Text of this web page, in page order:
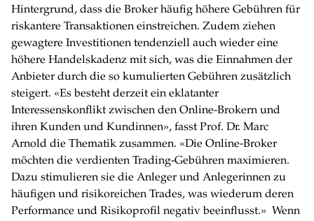
Hintergrund, dass die Broker häufig höhere Gebühren für
riskantere Transaktionen einstreichen. Zudem ziehen
gewagtere Investitionen tendenziell auch wieder eine
höhere Handelskadenz mit sich, was die Einnahmen der
Anbieter durch die so kumulierten Gebühren zusätzlich
steigert. «Es besteht derzeit ein eklatanter
Interessenskonflikt zwischen den Online-Brokern und
ihren Kunden und Kundinnen», fasst Prof. Dr. Marc
Arnold die Thematik zusammen. «Die Online-Broker
möchten die verdienten Trading-Gebühren maximieren.
Dazu stimulieren sie die Anleger und Anlegerinnen zu
häufigen und risikoreichen Trades, was wiederum deren
Performance und Risikoprofil negativ beeinflusst.» Wenn